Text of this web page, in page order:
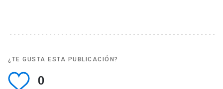
¿TE GUSTA ESTA PUBLICACIÓN?
0